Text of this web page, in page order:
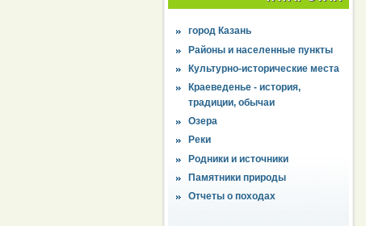
город Казань
Районы и населенные пункты
Культурно-исторические места
Краеведенье - история,
традиции, обычаи
Озера
Реки
Родники и источники
Памятники природы
Отчеты о походах